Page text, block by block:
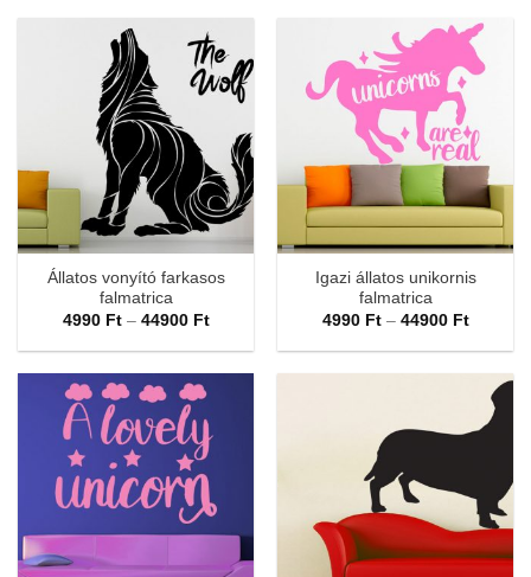
Állatos vonyító farkasos
falmatrica
4990 Ft – 44900 FtÁrtartomány:
-
Igazi állatos unikornis
falmatrica
4990 Ft – 44900 Ft
-